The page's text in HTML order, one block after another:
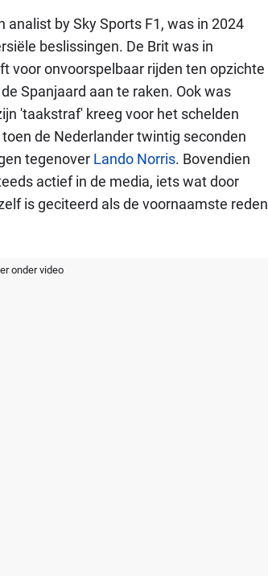
by Sky Sports F1, was in 2024
beslissingen. De Brit was in
voor onvoorspelbaar rijden ten opzichte
Spanjaard aan te raken. Ook was
'taakstraf' kreeg voor het schelden
de Nederlander twintig seconden
tegenover Lando Norris. Bovendien
actief in de media, iets wat door
is geciteerd als de voornaamste reden
onder video